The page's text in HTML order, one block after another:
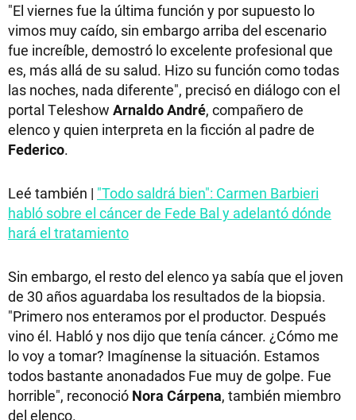
"El viernes fue la última función y por supuesto lo
vimos muy caído, sin embargo arriba del escenario
fue increíble, demostró lo excelente profesional que
es, más allá de su salud. Hizo su función como todas
las noches, nada diferente", precisó en diálogo con el
portal Teleshow Arnaldo André, compañero de
elenco y quien interpreta en la ficción al padre de
Federico.
Leé también | "Todo saldrá bien": Carmen Barbieri
habló sobre el cáncer de Fede Bal y adelantó dónde
hará el tratamiento
Sin embargo, el resto del elenco ya sabía que el joven
de 30 años aguardaba los resultados de la biopsia.
"Primero nos enteramos por el productor. Después
vino él. Habló y nos dijo que tenía cáncer. ¿Cómo me
lo voy a tomar? Imagínense la situación. Estamos
todos bastante anonadados Fue muy de golpe. Fue
horrible", reconoció Nora Cárpena, también miembro
del elenco.